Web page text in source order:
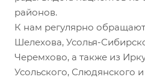
районов.
К нам регулярно
Шелехова, Усолья-
Черемхово, а также из
Усольского, Слюдянского